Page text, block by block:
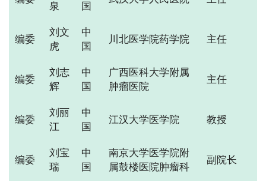
泉 国
编委
刘文
虎
中
国
川北医学院药学院 主任
编委
刘志
辉
中
国
广西医科大学附属
肿瘤医院
主任
编委
刘丽
江
中
国
江汉大学医学院 教授
编委
刘宝
瑞
中
国
南京大学医学院附
属鼓楼医院肿瘤科
副院长